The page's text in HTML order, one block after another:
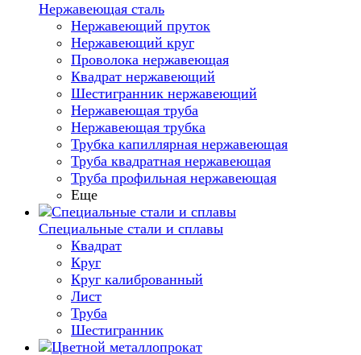
Нержавеющая сталь
Нержавеющий пруток
Нержавеющий круг
Проволока нержавеющая
Квадрат нержавеющий
Шестигранник нержавеющий
Нержавеющая труба
Нержавеющая трубка
Трубка капиллярная нержавеющая
Труба квадратная нержавеющая
Труба профильная нержавеющая
Еще
Специальные стали и сплавы
Квадрат
Круг
Круг калиброванный
Лист
Труба
Шестигранник